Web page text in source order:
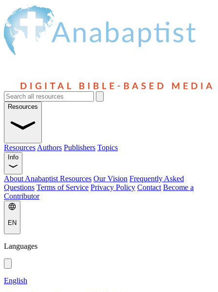
Resources
Resources Authors Publishers Topics
Info
About Anabaptist Resources Our Vision Frequently Asked
Questions Terms of Service Privacy Policy Contact Become a
Contributor
EN
Languages
English